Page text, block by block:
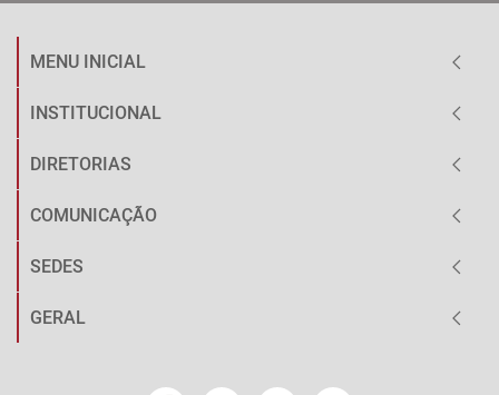
MENU INICIAL
INSTITUCIONAL
DIRETORIAS
COMUNICAÇÃO
SEDES
GERAL